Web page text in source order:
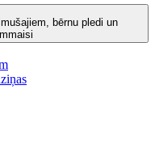
bērnu pledi un